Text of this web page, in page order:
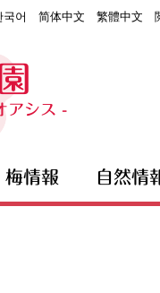
국어 简体中文 繁體中文
アシス -
梅情報 自然情